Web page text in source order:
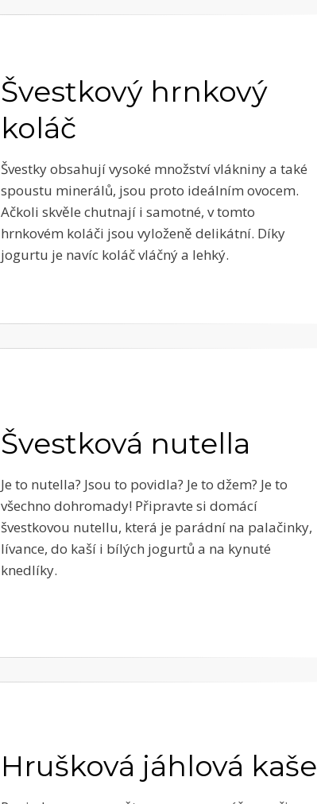
Švestkový hrnkový
koláč
Švestky obsahují vysoké množství vlákniny a také
spoustu minerálů, jsou proto ideálním ovocem.
Ačkoli skvěle chutnají i samotné, v tomto
hrnkovém koláči jsou vyloženě delikátní. Díky
jogurtu je navíc koláč vláčný a lehký.
Švestková nutella
Je to nutella? Jsou to povidla? Je to džem? Je to
všechno dohromady! Připravte si domácí
švestkovou nutellu, která je parádní na palačinky,
lívance, do kaší i bílých jogurtů a na kynuté
knedlíky.
Hrušková jáhlová kaše